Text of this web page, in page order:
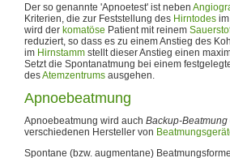
Der so genannte 'Apnoetest' ist neben
Kriterien, die zur Feststellung des Hirntodes
wird der komatöse Patient mit reinem
reduziert, so dass es zu einem Anstieg des
im Hirnstamm stellt dieser Anstieg einen
Setzt die Spontanatmung bei einem
desAtemzentrums ausgehen.
Apnoebeatmung
Apnoebeatmung wird auch Backup-Beatmung
verschiedenen Hersteller von
Spontane (bzw. augmentane)